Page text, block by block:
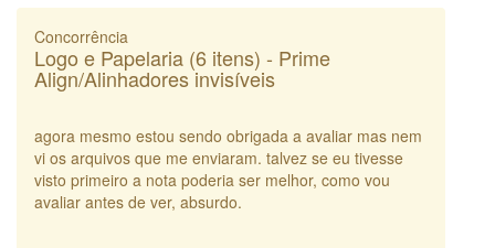
Concorrência
Logo e Papelaria (6 itens) - Prime
Align/Alinhadores invisíveis
agora mesmo estou sendo obrigada a avaliar mas nem
vi os arquivos que me enviaram. talvez se eu tivesse
visto primeiro a nota poderia ser melhor, como vou
avaliar antes de ver, absurdo.